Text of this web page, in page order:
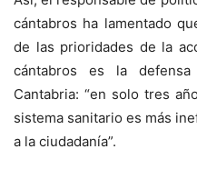
cántabros ha lamentado
de las prioridades de la
cántabros es la
Cantabria: “en solo tres
sistema sanitario es más
a la ciudadanía”.